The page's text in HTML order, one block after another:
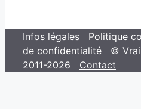
Infos légales Politique
de confidentialité ©
2011-2026 Contact